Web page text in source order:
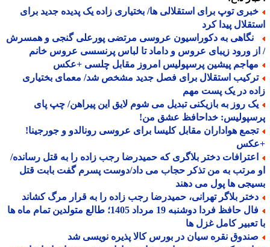
توپ برای استقلالی ها/ بختیاری زاده یک پدیده جدید برای
پیدا کرد
به دکوراسیون عروسی مرتضی پورعلی گنجی و همسرش
ورود زیبای عروس و داماد تا لباس پرنسسی عروس خانم
پیشین پرسپولیس امروز مقابل چلسی +عکس
استقلال برای فصل جدید مشخص شد/ معمای بختیاری
در یک پست مهم
روز به بازیکنی تبدیل می شوم لایق این پیراهن/ چپ پای
خداحافظ عشق من!
هواداران مقابل کلیسا برای عروسی رونالدو و جورجینا!
دختر بلاگری که حمیدرضا رجب زاده را به قتل رسانده/
مرتب به من تذکر حجاب می داد/دوست پسرم گفت بابت قتل
ها پول می دهند
بلاگر تهرانی، حمیدرضا رجب زاده را به قرار مرگ کشاند
فال حافظ فردا دوشنبه 19 مرداد 1405؛ طالع متولدین تمام ماه ها
کامل غزل ها
نقره سیان در بورس کالا پذیره نویسی شد